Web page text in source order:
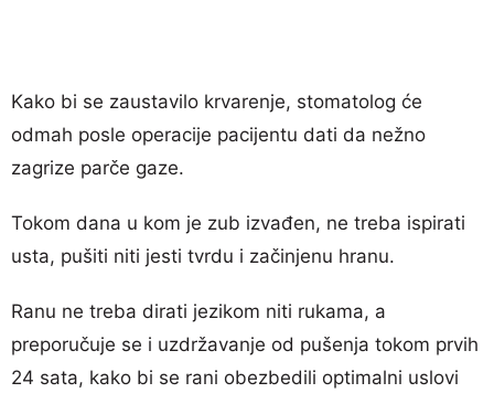
Kako bi se zaustavilo krvarenje, stomatolog će
odmah posle operacije pacijentu dati da nežno
zagrize parče gaze.
Tokom dana u kom je zub izvađen, ne treba ispirati
usta, pušiti niti jesti tvrdu i začinjenu hranu.
Ranu ne treba dirati jezikom niti rukama, a
preporučuje se i uzdržavanje od pušenja tokom prvih
24 sata, kako bi se rani obezbedili optimalni uslovi